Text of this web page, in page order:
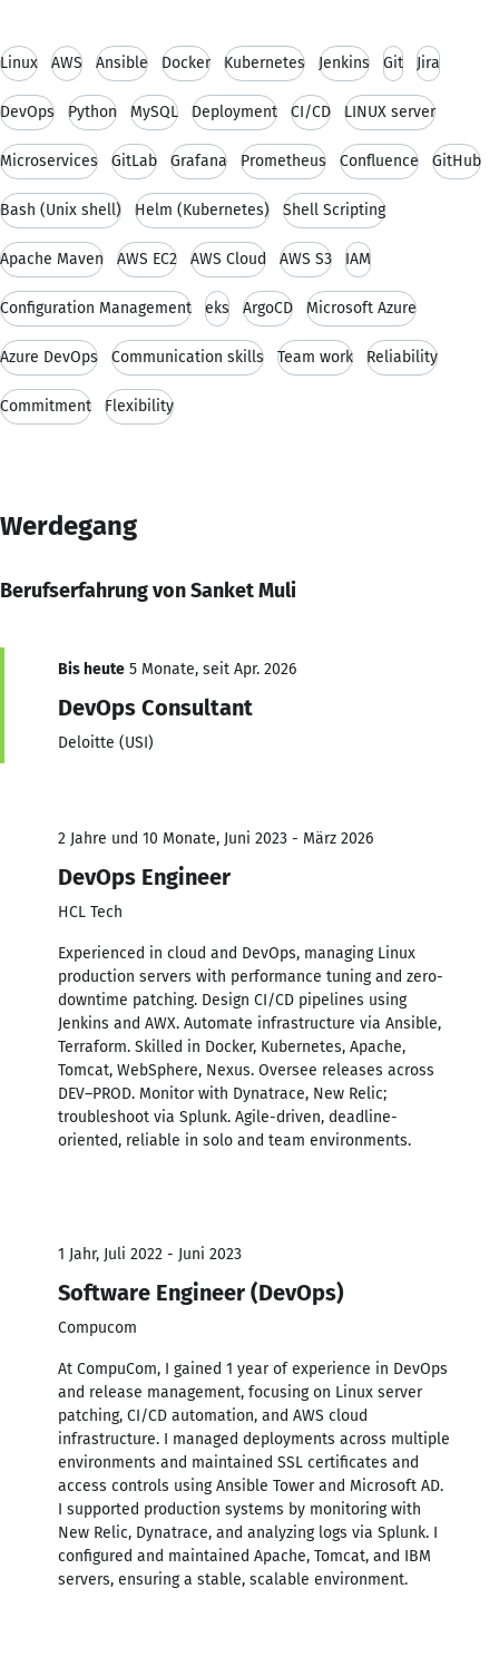
Linux AWS Ansible Docker Kubernetes Jenkins Git Jira
DevOps Python MySQL Deployment CI/CD LINUX server
Microservices GitLab Grafana Prometheus Confluence GitHub
Bash (Unix shell) Helm (Kubernetes) Shell Scripting
Apache Maven AWS EC2 AWS Cloud AWS S3 IAM
Configuration Management eks ArgoCD Microsoft Azure
Azure DevOps Communication skills Team work Reliability
Commitment Flexibility
Werdegang
Berufserfahrung von Sanket Muli
Bis heute 5 Monate, seit Apr. 2026
DevOps Consultant
Deloitte (USI)
2 Jahre und 10 Monate, Juni 2023 - März 2026
DevOps Engineer
HCL Tech
Experienced in cloud and DevOps, managing Linux
production servers with performance tuning and zero-
downtime patching. Design CI/CD pipelines using
Jenkins and AWX. Automate infrastructure via Ansible,
Terraform. Skilled in Docker, Kubernetes, Apache,
Tomcat, WebSphere, Nexus. Oversee releases across
DEV–PROD. Monitor with Dynatrace, New Relic;
troubleshoot via Splunk. Agile-driven, deadline-
oriented, reliable in solo and team environments.
1 Jahr, Juli 2022 - Juni 2023
Software Engineer (DevOps)
Compucom
At CompuCom, I gained 1 year of experience in DevOps
and release management, focusing on Linux server
patching, CI/CD automation, and AWS cloud
infrastructure. I managed deployments across multiple
environments and maintained SSL certificates and
access controls using Ansible Tower and Microsoft AD.
I supported production systems by monitoring with
New Relic, Dynatrace, and analyzing logs via Splunk. I
configured and maintained Apache, Tomcat, and IBM
servers, ensuring a stable, scalable environment.